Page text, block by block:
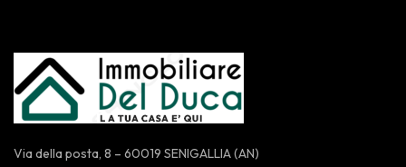
Via della posta, 8 – 60019 SENIGALLIA (AN)